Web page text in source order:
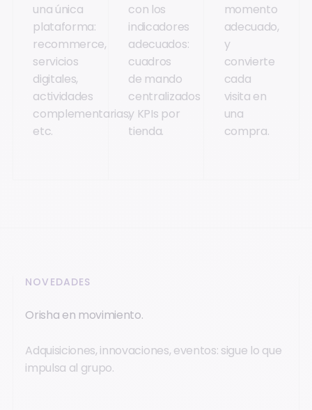
una única
plataforma:
recommerce,
servicios
digitales,
actividades
complementarias,
etc.
con los
indicadores
adecuados:
cuadros
de mando
centralizados
y KPIs por
tienda.
momento
adecuado,
y
convierte
cada
visita en
una
compra.
NOVEDADES
Orisha en movimiento.
Adquisiciones, innovaciones, eventos: sigue lo que
impulsa al grupo.